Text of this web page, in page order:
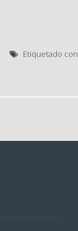
Etiquetado con